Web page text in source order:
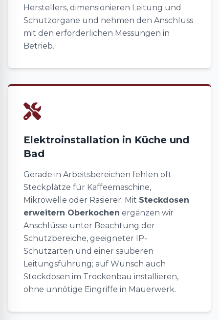
Herstellers, dimensionieren Leitung und
Schutzorgane und nehmen den Anschluss
mit den erforderlichen Messungen in
Betrieb.
Elektroinstallation in Küche und
Bad
Gerade in Arbeitsbereichen fehlen oft
Steckplätze für Kaffeemaschine,
Mikrowelle oder Rasierer. Mit Steckdosen
erweitern Oberkochen ergänzen wir
Anschlüsse unter Beachtung der
Schutzbereiche, geeigneter IP-
Schutzarten und einer sauberen
Leitungsführung; auf Wunsch auch
Steckdosen im Trockenbau installieren,
ohne unnötige Eingriffe in Mauerwerk.